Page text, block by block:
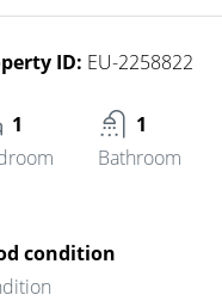
ID: EU-2258822
1
1
Bathroom
condition